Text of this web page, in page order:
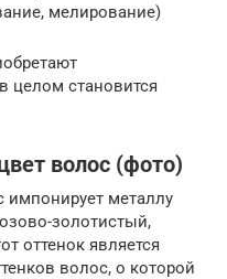
мелирование)
целом становится
волос (фото)
импонирует металлу
золотистый,
оттенок является
волос, о которой